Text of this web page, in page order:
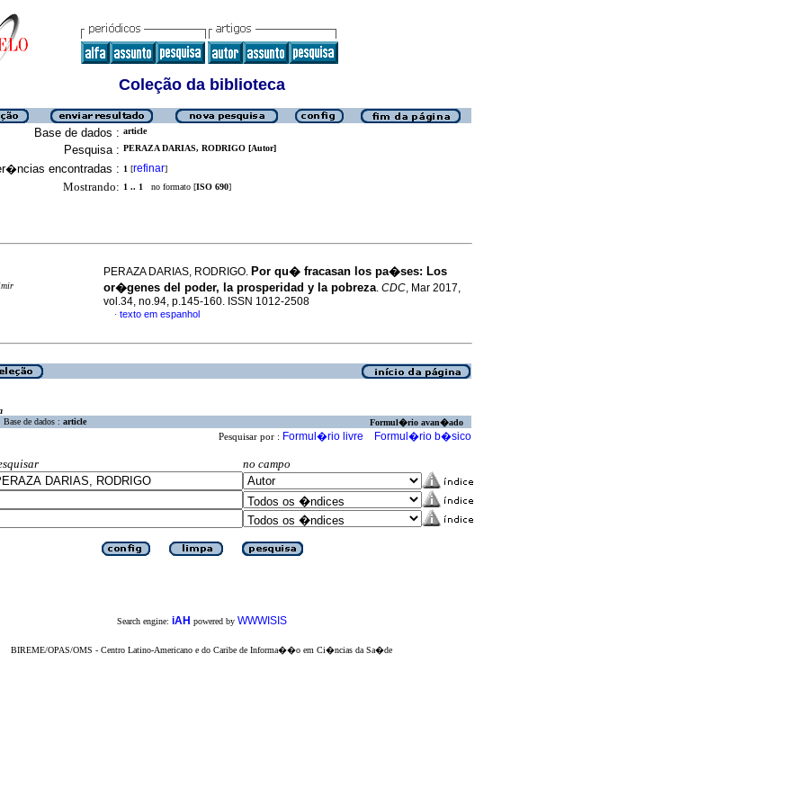
Coleção da biblioteca
Base de dados : article
Pesquisa : PERAZA DARIAS, RODRIGO [Autor]
encontradas : 1 [refinar]
Mostrando: 1 .. 1 no formato [ISO 690]
PERAZA DARIAS, RODRIGO. Por qu� fracasan los pa�ses: Los
or�genes del poder, la prosperidad y la pobreza. CDC, Mar 2017,
vol.34, no.94, p.145-160. ISSN 1012-2508
· texto em espanhol
Base de dados : article Formul�rio avan�ado
Pesquisar por : Formul�rio livre Formul�rio b�sico
no campo
Search engine: iAH powered by WWWISIS
BIREME/OPAS/OMS - Centro Latino-Americano e do Caribe de Informa��o em Ci�ncias da Sa�de